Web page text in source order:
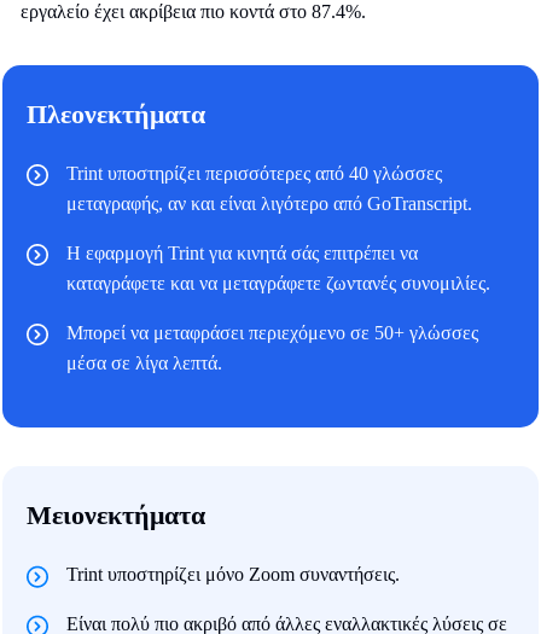
εργαλείο έχει ακρίβεια πιο κοντά στο 87.4%.
Πλεονεκτήματα
Trint υποστηρίζει περισσότερες από 40 γλώσσες
μεταγραφής, αν και είναι λιγότερο από GoTranscript.
Η εφαρμογή Trint για κινητά σάς επιτρέπει να
καταγράφετε και να μεταγράφετε ζωντανές συνομιλίες.
Μπορεί να μεταφράσει περιεχόμενο σε 50+ γλώσσες
μέσα σε λίγα λεπτά.
Μειονεκτήματα
Trint υποστηρίζει μόνο Zoom συναντήσεις.
Είναι πολύ πιο ακριβό από άλλες εναλλακτικές λύσεις σε